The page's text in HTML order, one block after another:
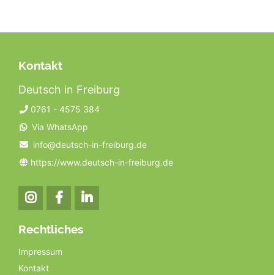
Kontakt
Deutsch in Freiburg
0761 - 4575 384
Via WhatsApp
info@deutsch-in-freiburg.de
https://www.deutsch-in-freiburg.de
Rechtliches
Navigation
überspringen
Impressum
Kontakt